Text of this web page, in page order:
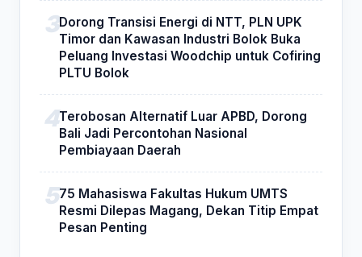
Dorong Transisi Energi di NTT, PLN UPK
Timor dan Kawasan Industri Bolok Buka
Peluang Investasi Woodchip untuk Cofiring
PLTU Bolok
Terobosan Alternatif Luar APBD, Dorong
Bali Jadi Percontohan Nasional
Pembiayaan Daerah
75 Mahasiswa Fakultas Hukum UMTS
Resmi Dilepas Magang, Dekan Titip Empat
Pesan Penting